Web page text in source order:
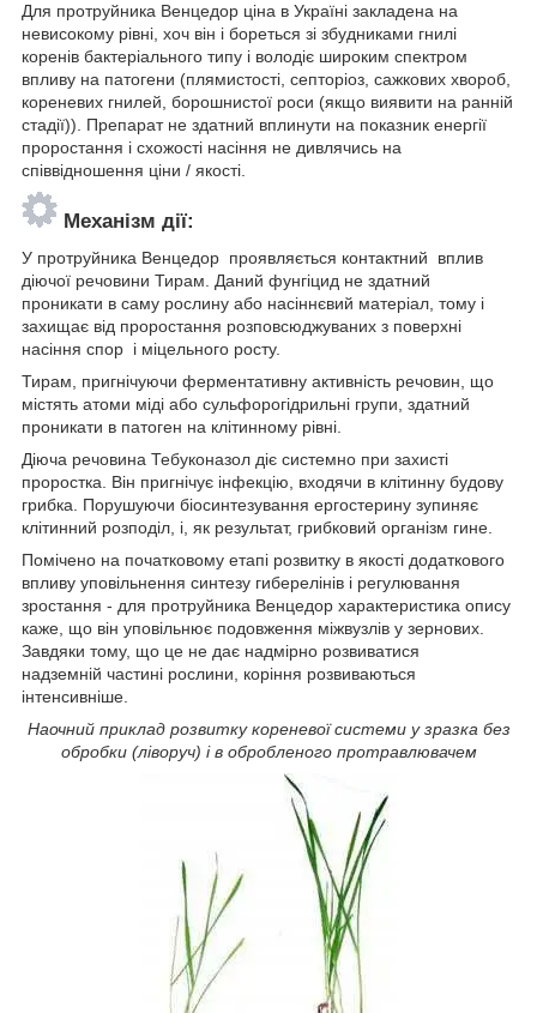
Для протруйника Венцедор ціна в Україні закладена на
невисокому рівні, хоч він і бореться зі збудниками гнилі
коренів бактеріального типу і володіє широким спектром
впливу на патогени (плямистості, септоріоз, сажкових хвороб,
кореневих гнилей, борошнистої роси (якщо виявити на ранній
стадії)). Препарат не здатний вплинути на показник енергії
проростання і схожості насіння не дивлячись на
співвідношення ціни / якості.
Механізм дії:
У протруйника Венцедор проявляється контактний вплив
діючої речовини Тирам. Даний фунгіцид не здатний
проникати в саму рослину або насіннєвий матеріал, тому і
захищає від проростання розповсюджуваних з поверхні
насіння спор і міцельного росту.
Тирам, пригнічуючи ферментативну активність речовин, що
містять атоми міді або сульфорогідрильні групи, здатний
проникати в патоген на клітинному рівні.
Діюча речовина Тебуконазол діє системно при захисті
проростка. Він пригнічує інфекцію, входячи в клітинну будову
грибка. Порушуючи біосинтезування ергостерину зупиняє
клітинний розподіл, і, як результат, грибковий організм гине.
Помічено на початковому етапі розвитку в якості додаткового
впливу уповільнення синтезу гиберелінів і регулювання
зростання - для протруйника Венцедор характеристика опису
каже, що він уповільнює подовження міжвузлів у зернових.
Завдяки тому, що це не дає надмірно розвиватися
надземній частині рослини, коріння розвиваються
інтенсивніше.
Наочний приклад розвитку кореневої системи у зразка без
обробки (ліворуч) і в обробленого протравлювачем